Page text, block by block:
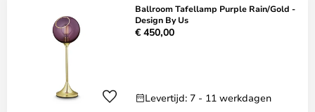
Ballroom Tafellamp Purple Rain/Gold -
Design By Us
€ 450,00
Levertijd: 7 - 11 werkdagen